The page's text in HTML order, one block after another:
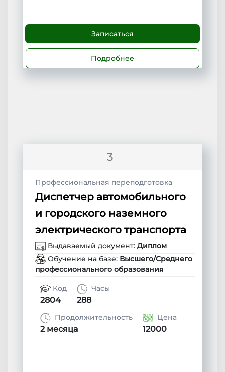
Записаться
Подробнее
3
Профессиональная переподготовка
Диспетчер автомобильного
и городского наземного
электрического транспорта
Выдаваемый документ: Диплом
Обучение на базе: Высшего/Среднего
профессионального образования
Код
2804
Часы
288
Продолжительность
2 месяца
Цена
12000